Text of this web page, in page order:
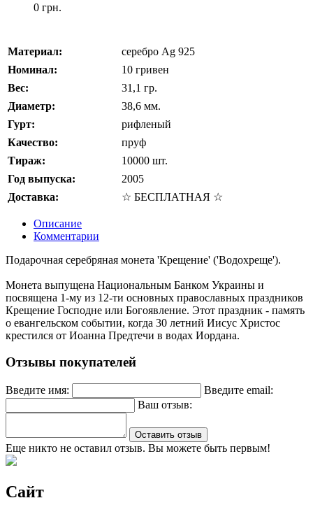
0 грн.
Материал:
серебро Ag 925
Номинал:
10 гривен
Вес:
31,1 гр.
Диаметр:
38,6 мм.
Гурт:
рифленый
Качество:
пруф
Тираж:
10000 шт.
Год выпуска:
2005
Доставка:
☆ БЕСПЛАТНАЯ ☆
Описание
Комментарии
Подарочная серебряная монета 'Крещение' ('Водохреще').
Монета выпущена Национальным Банком Украины и
посвящена 1-му из 12-ти основных православных праздников
Крещение Господне или Богоявление. Этот праздник - память
о евангельском событии, когда 30 летний Иисус Христос
крестился от Иоанна Предтечи в водах Иордана.
Отзывы покупателей
Введите имя:
Введите email:
Ваш отзыв:
Оставить отзыв
Еще никто не оставил отзыв. Вы можете быть первым!
Сайт